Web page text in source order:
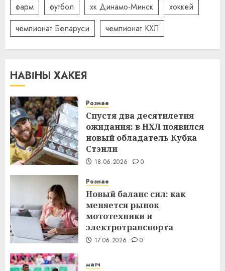
фарм
футбол хк Динамо-Минск
хоккей
чемпионат Беларуси
чемпионат КХЛ
НАВІНЫ ХАКЕЯ
Рознае
Спустя два десятилетия
ожидания: в НХЛ появился
новый обладатель Кубка
Стэнли
18.06.2026 0
Рознае
Новый баланс сил: как
меняется рынок
мототехники и
электротранспорта
17.06.2026 0
матч